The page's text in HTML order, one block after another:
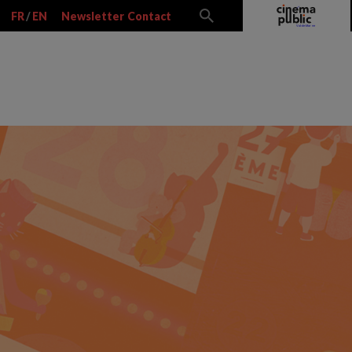
FR / EN Newsletter Contact